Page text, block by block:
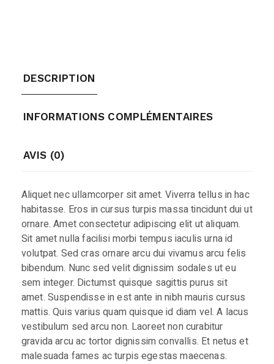
DESCRIPTION
INFORMATIONS COMPLÉMENTAIRES
AVIS (0)
Aliquet nec ullamcorper sit amet. Viverra tellus in hac
habitasse. Eros in cursus turpis massa tincidunt dui ut
ornare. Amet consectetur adipiscing elit ut aliquam.
Sit amet nulla facilisi morbi tempus iaculis urna id
volutpat. Sed cras ornare arcu dui vivamus arcu felis
bibendum. Nunc sed velit dignissim sodales ut eu
sem integer. Dictumst quisque sagittis purus sit
amet. Suspendisse in est ante in nibh mauris cursus
mattis. Quis varius quam quisque id diam vel. A lacus
vestibulum sed arcu non. Laoreet non curabitur
gravida arcu ac tortor dignissim convallis. Et netus et
malesuada fames ac turpis egestas maecenas.